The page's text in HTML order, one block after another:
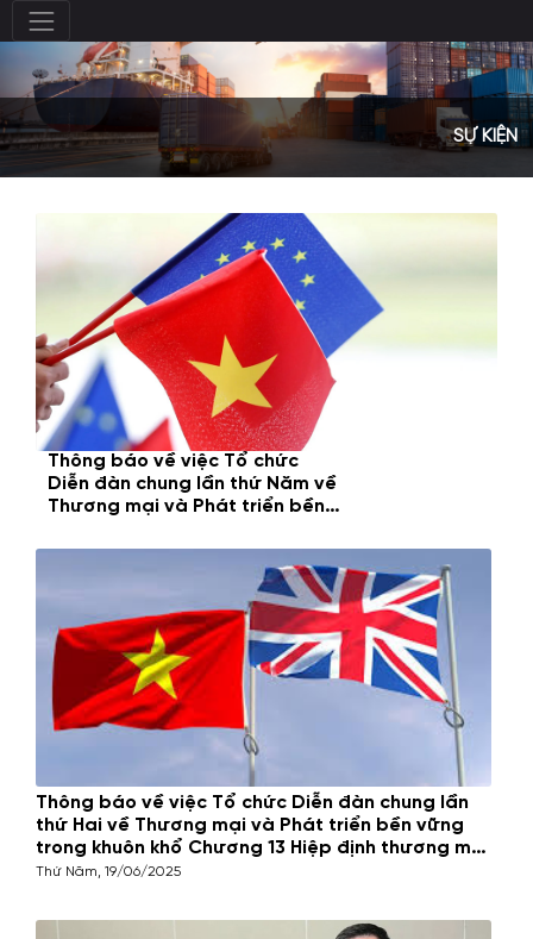
SỰ KIỆN
Thông báo về việc Tổ chức
Diễn đàn chung lần thứ Năm về
Thương mại và Phát triển bền
13 Hiệp định thương mại tự do
giữa Việt Nam và Liên minh
Thứ Năm,
08/01/2026
Thông báo về việc Tổ chức Diễn đàn chung lần
thứ Hai về Thương mại và Phát triển bền vững
trong khuôn khổ Chương 13 Hiệp định thương mại
tự do giữa Việt Nam và Vương Quốc Anh
Thứ Năm, 19/06/2025